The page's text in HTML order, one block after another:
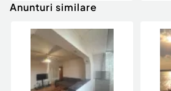
Anunturi similare